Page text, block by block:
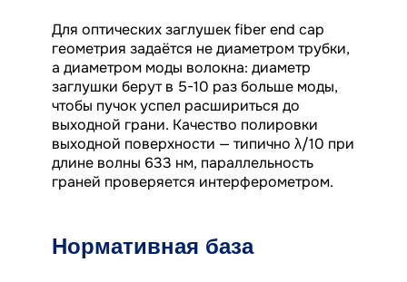
Для оптических заглушек fiber end cap
геометрия задаётся не диаметром трубки,
а диаметром моды волокна: диаметр
заглушки берут в 5-10 раз больше моды,
чтобы пучок успел расшириться до
выходной грани. Качество полировки
выходной поверхности — типично λ/10 при
длине волны 633 нм, параллельность
граней проверяется интерферометром.
Нормативная база